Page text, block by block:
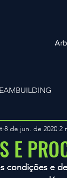
E
8 de jun. de 2020 2
condições e